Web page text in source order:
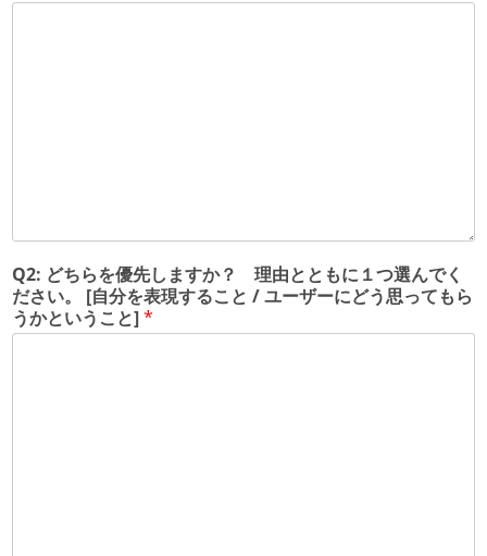
Q2: どちらを優先しますか？ 理由とともに１つ選んでく
ださい。 [自分を表現すること / ユーザーにどう思ってもら
うかということ]*